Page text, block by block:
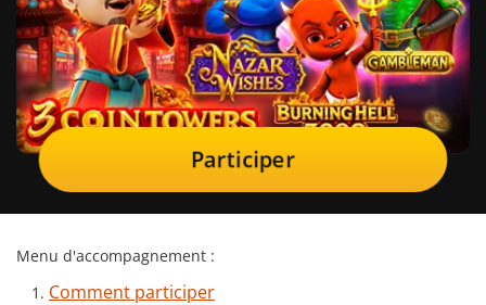
Participer
Menu d'accompagnement :
Comment participer